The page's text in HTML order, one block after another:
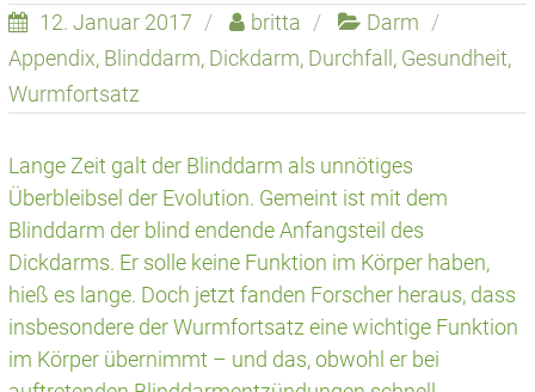
12. Januar 2017 britta
Darm
Appendix, Blinddarm, Dickdarm, Durchfall , Gesundheit,
Wurmfortsatz
Lange Zeit galt der Blinddarm als unnötiges
Überbleibsel der Evolution. Gemeint ist mit dem
Blinddarm der blind endende Anfangsteil des
Dickdarms. Er solle keine Funktion im Körper haben,
hieß es lange. Doch jetzt fanden Forscher heraus, dass
insbesondere der Wurmfortsatz eine wichtige Funktion
im Körper übernimmt – und das, obwohl er bei